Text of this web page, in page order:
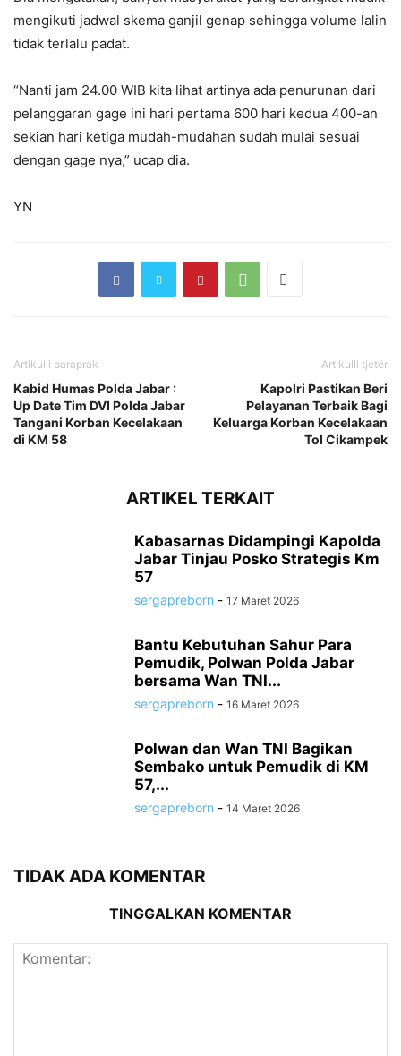
mengikuti jadwal skema ganjil genap sehingga volume lalin
tidak terlalu padat.
“Nanti jam 24.00 WIB kita lihat artinya ada penurunan dari
pelanggaran gage ini hari pertama 600 hari kedua 400-an
sekian hari ketiga mudah-mudahan sudah mulai sesuai
dengan gage nya,” ucap dia.
YN
Artikulli paraprak
Kabid Humas Polda Jabar :
Up Date Tim DVI Polda Jabar
Tangani Korban Kecelakaan
di KM 58
Artikulli tjetër
Kapolri Pastikan Beri
Pelayanan Terbaik Bagi
Keluarga Korban Kecelakaan
Tol Cikampek
ARTIKEL TERKAIT
Kabasarnas Didampingi Kapolda
Jabar Tinjau Posko Strategis Km
57
sergapreborn - 17 Maret 2026
Bantu Kebutuhan Sahur Para
Pemudik, Polwan Polda Jabar
bersama Wan TNI...
sergapreborn - 16 Maret 2026
Polwan dan Wan TNI Bagikan
Sembako untuk Pemudik di KM
57,...
sergapreborn - 14 Maret 2026
TIDAK ADA KOMENTAR
TINGGALKAN KOMENTAR